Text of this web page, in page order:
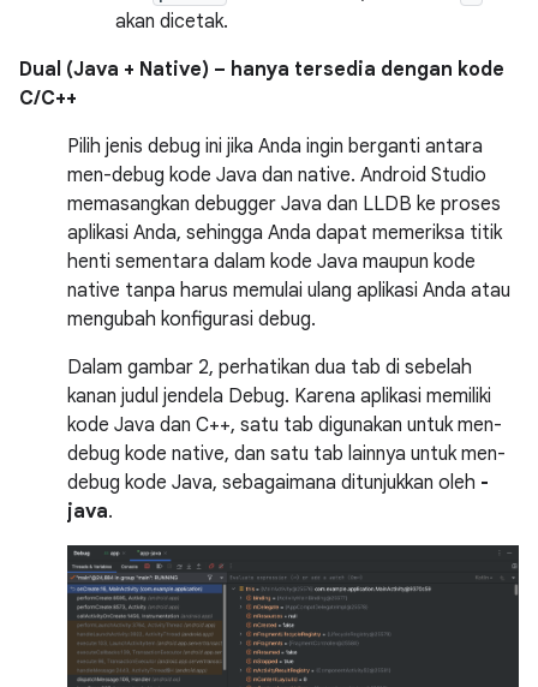
akan dicetak.
Dual (Java + Native) – hanya tersedia dengan kode
C/C++
Pilih jenis debug ini jika Anda ingin berganti antara
men-debug kode Java dan native. Android Studio
memasangkan debugger Java dan LLDB ke proses
aplikasi Anda, sehingga Anda dapat memeriksa titik
henti sementara dalam kode Java maupun kode
native tanpa harus memulai ulang aplikasi Anda atau
mengubah konfigurasi debug.
Dalam gambar 2, perhatikan dua tab di sebelah
kanan judul jendela Debug. Karena aplikasi memiliki
kode Java dan C++, satu tab digunakan untuk men-
debug kode native, dan satu tab lainnya untuk men-
debug kode Java, sebagaimana ditunjukkan oleh -
java.